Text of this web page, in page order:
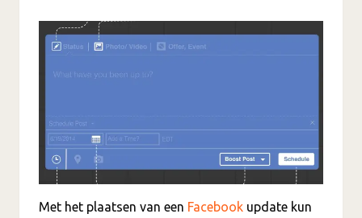
Met het plaatsen van een Facebook update kun